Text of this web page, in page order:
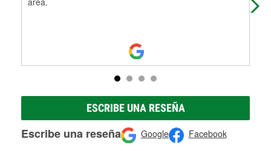
ESCRIBE UNA RESEÑA
Escribe una reseña Google Facebook